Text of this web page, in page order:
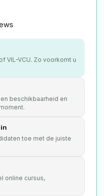
VIL-VCU. Zo voorkomt u
beschikbaarheid en
toe met de juiste
online cursus,